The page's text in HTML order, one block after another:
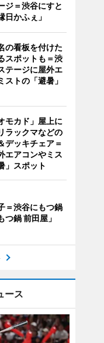
ジ＝渋谷にすと
日かふぇ」
の看板を付けた
スポットも＝渋
テージに屋外エ
ストの「避暑」
モカド」屋上に
ラックマなどの
デッキチェア＝
エアコンやミス
」スポット
＝渋谷にもつ鍋
つ鍋 前田屋」
ース